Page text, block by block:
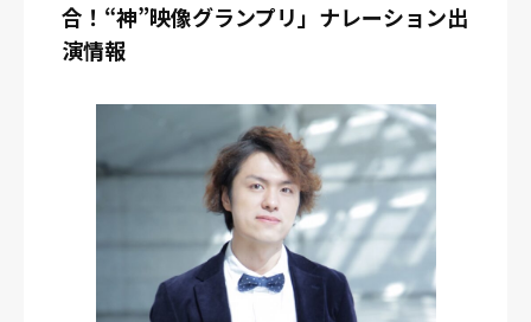
合！“神”映像グランプリ」ナレーション出
演情報